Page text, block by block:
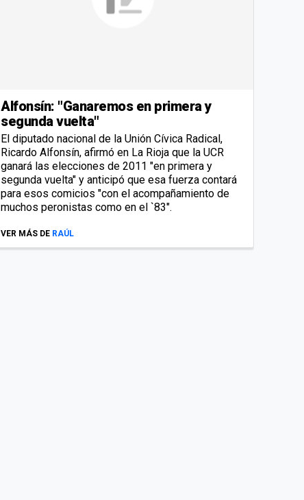
Alfonsín: "Ganaremos en primera y
segunda vuelta"
El diputado nacional de la Unión Cívica Radical,
Ricardo Alfonsín, afirmó en La Rioja que la UCR
ganará las elecciones de 2011 "en primera y
segunda vuelta" y anticipó que esa fuerza contará
para esos comicios "con el acompañamiento de
muchos peronistas como en el `83".
VER MÁS DE RAÚL